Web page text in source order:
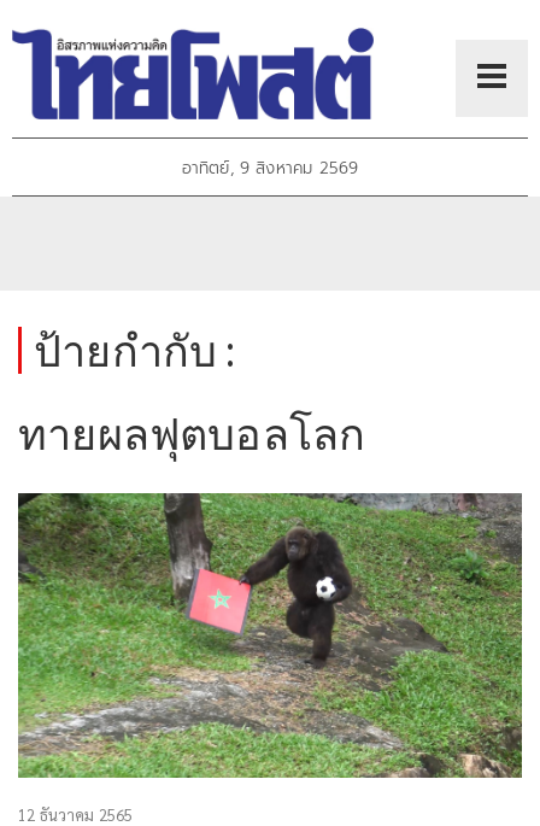
อาทิตย์, 9 สิงหาคม 2569
ป้ายกำกับ :
ทายผลฟุตบอลโลก
12 ธันวาคม 2565